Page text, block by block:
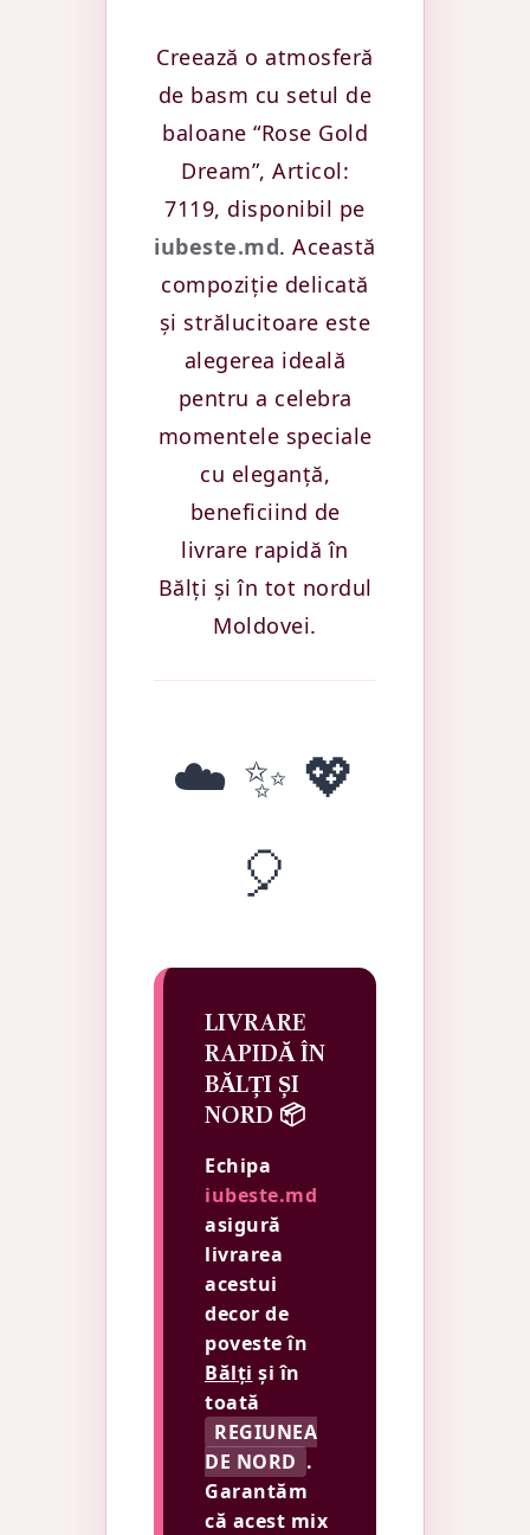
Creează o atmosferă
de basm cu setul de
baloane “Rose Gold
Dream”, Articol:
7119, disponibil pe
iubeste.md. Această
compoziție delicată
și strălucitoare este
alegerea ideală
pentru a celebra
momentele speciale
cu eleganță,
beneficiind de
livrare rapidă în
Bălți și în tot nordul
Moldovei.
☁️ ✨ 💖
🎈
LIVRARE
RAPIDĂ ÎN
BĂLȚI ȘI
NORD 📦
Echipa
iubeste.md
asigură
livrarea
acestui
decor de
poveste în
Bălți și în
toată
REGIUNEA
DE NORD .
Garantăm
că acest mix